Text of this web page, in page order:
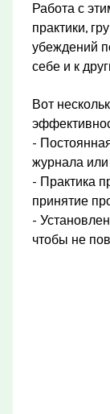
Работа с
практики,
убеждений
себе и к
Вот
-
журнала
- Практика
принятие
-
чтобы не